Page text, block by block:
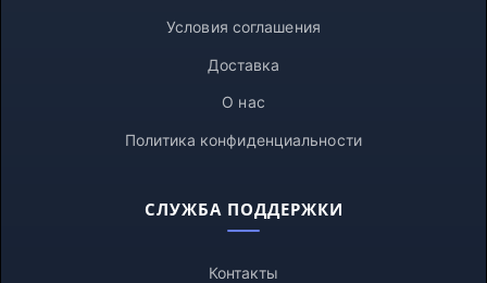
Условия соглашения
Доставка
О нас
Политика конфиденциальности
СЛУЖБА ПОДДЕРЖКИ
Контакты